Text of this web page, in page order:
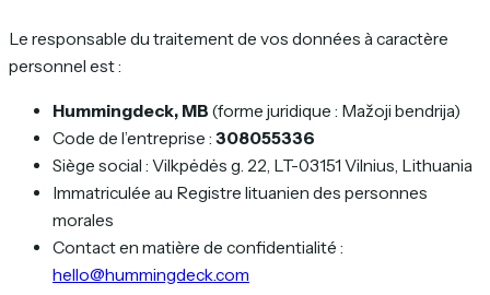
Le responsable du traitement de vos données à caractère
personnel est :
Hummingdeck, MB (forme juridique : Mažoji bendrija)
Code de l’entreprise : 308055336
Siège social : Vilkpėdės g. 22, LT-03151 Vilnius, Lithuania
Immatriculée au Registre lituanien des personnes
morales
Contact en matière de confidentialité :
hello@hummingdeck.com